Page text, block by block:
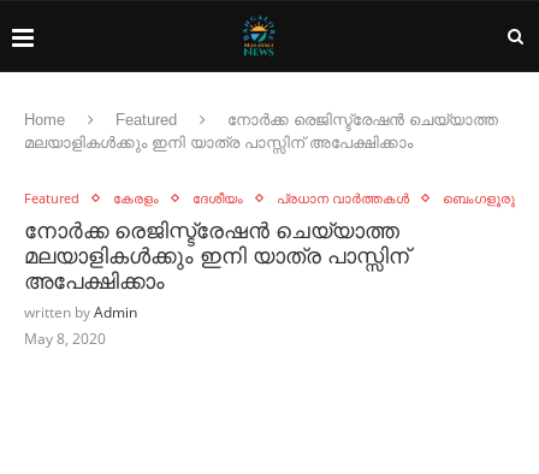
Home Featured
നോർക്ക രെജിസ്ട്രേഷൻ ചെയ്യാത്ത
മലയാളികൾക്കും ഇനി യാത്ര പാസ്സിന് അപേക്ഷിക്കാം
Featured കേരളം ദേശീയം പ്രധാന വാർത്തകൾ ബെംഗളൂരു
നോർക്ക രെജിസ്ട്രേഷൻ ചെയ്യാത്ത
മലയാളികൾക്കും ഇനി യാത്ര പാസ്സിന്
അപേക്ഷിക്കാം
written byAdmin
May 8, 2020